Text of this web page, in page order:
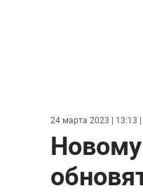
24 марта 2023 | 13:13